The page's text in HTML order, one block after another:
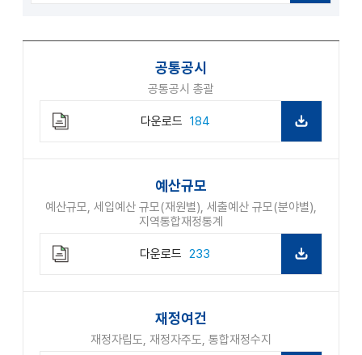
드
공통공시
공통공시 총괄
다운로드 184
예산규모
예산규모, 세입예산 규모(재원별), 세출예산 규모(분야별),
지역통합재정통계
다운로드 233
재정여건
재정자립도, 재정자주도, 통합재정수지